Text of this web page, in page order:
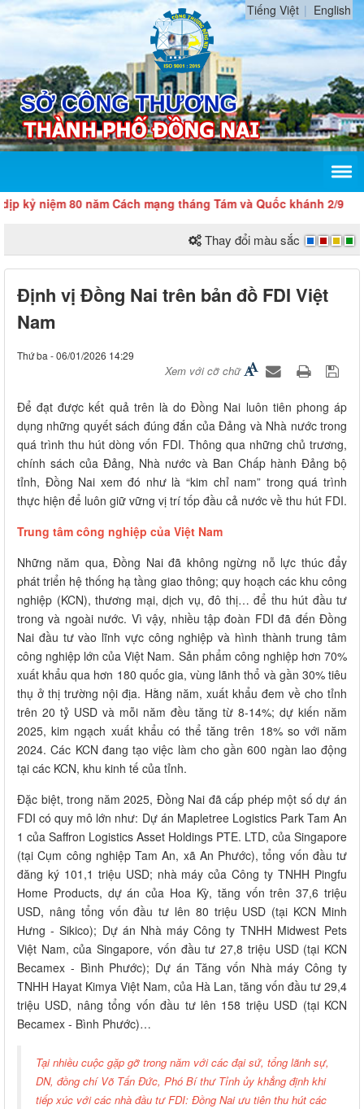
Tiếng Việt English
80 năm Cách mạng tháng Tám và Quốc khánh 2/9
Thay đổi màu sắc
Định vị Đồng Nai trên bản đồ FDI Việt
Nam
Thứ ba - 06/01/2026 14:29
Xem với cỡ chữ
Để đạt được kết quả trên là do Đồng Nai luôn tiên phong áp
dụng những quyết sách đúng đắn của Đảng và Nhà nước trong
quá trình thu hút dòng vốn FDI. Thông qua những chủ trương,
chính sách của Đảng, Nhà nước và Ban Chấp hành Đảng bộ
tỉnh, Đồng Nai xem đó như là “kim chỉ nam” trong quá trình
thực hiện để luôn giữ vững vị trí tốp đầu cả nước về thu hút FDI.
Trung tâm công nghiệp của Việt Nam
Những năm qua, Đồng Nai đã không ngừng nỗ lực thúc đẩy
phát triển hệ thống hạ tầng giao thông; quy hoạch các khu công
nghiệp (KCN), thương mại, dịch vụ, đô thị… để thu hút đầu tư
trong và ngoài nước. Vì vậy, nhiều tập đoàn FDI đã đến Đồng
Nai đầu tư vào lĩnh vực công nghiệp và hình thành trung tâm
công nghiệp lớn của Việt Nam. Sản phẩm công nghiệp hơn 70%
xuất khẩu qua hơn 180 quốc gia, vùng lãnh thổ và gần 30% tiêu
thụ ở thị trường nội địa. Hằng năm, xuất khẩu đem về cho tỉnh
trên 20 tỷ USD và mỗi năm đều tăng từ 8-14%; dự kiến năm
2025, kim ngạch xuất khẩu có thể tăng trên 18% so với năm
2024. Các KCN đang tạo việc làm cho gần 600 ngàn lao động
tại các KCN, khu kinh tế của tỉnh.
Đặc biệt, trong năm 2025, Đồng Nai đã cấp phép một số dự án
FDI có quy mô lớn như: Dự án Mapletree Logistics Park Tam An
1 của Saffron Logistics Asset Holdings PTE. LTD, của Singapore
(tại Cụm công nghiệp Tam An, xã An Phước), tổng vốn đầu tư
đăng ký 101,1 triệu USD; nhà máy của Công ty TNHH Pingfu
Home Products, dự án của Hoa Kỳ, tăng vốn trên 37,6 triệu
USD, nâng tổng vốn đầu tư lên 80 triệu USD (tại KCN Minh
Hưng - Sikico); Dự án Nhà máy Công ty TNHH Midwest Pets
Việt Nam, của Singapore, vốn đầu tư 27,8 triệu USD (tại KCN
Becamex - Bình Phước); Dự án Tăng vốn Nhà máy Công ty
TNHH Hayat Kimya Việt Nam, của Hà Lan, tăng vốn đầu tư 29,4
triệu USD, nâng tổng vốn đầu tư lên 158 triệu USD (tại KCN
Becamex - Bình Phước)…
Tại nhiều cuộc gặp gỡ trong năm với các đại sứ, tổng lãnh sự,
DN, đồng chí Võ Tấn Đức, Phó Bí thư Tỉnh ủy khẳng định khi
tiếp xúc với các nhà đầu tư FDI: Đồng Nai ưu tiên thu hút các